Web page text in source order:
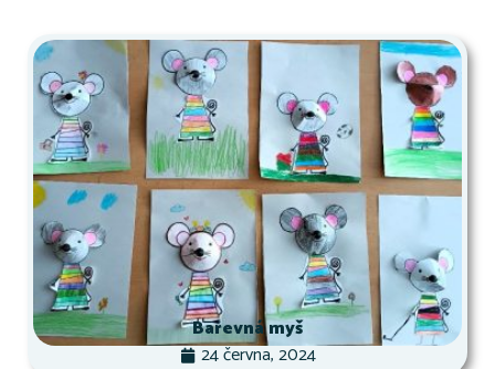
Barevná myš
24 června, 2024